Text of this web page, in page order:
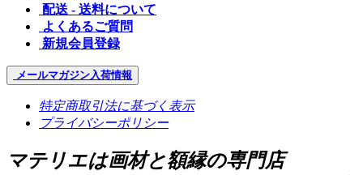
配送 - 送料について
よくあるご質問
新規会員登録
メールマガジン入荷情報
特定商取引法に基づく表示
プライバシーポリシー
マテリエは画材と額縁の専門店